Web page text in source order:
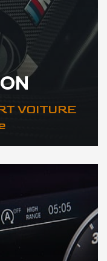
VOITURE
en Estonie